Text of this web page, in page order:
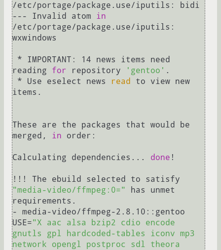
/etc/portage/package.use/iputils: bidi
--- Invalid atom in
/etc/portage/package.use/iputils:
wxwindows
reading for repository 'gentoo' .
* Use eselect news
read
to view new
items.
These are the packages that would be
merged, in order:
Calculating dependencies... done !
"media-video/ffmpeg:0="
has unmet
requirements.
- media-video/ffmpeg-2.8.10::gentoo
USE="X aac alsa bzip2 cdio encode
gnutls gpl hardcoded-tables iconv mp3
network opengl postproc sdl theora